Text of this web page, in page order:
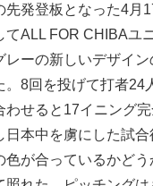
発登板となった4月
てALL FOR CHIBAユ
レーの新しいデザイ
。8回を投げて打者24
わせると17イニング
日本中を虜にした試
色が合っているかど